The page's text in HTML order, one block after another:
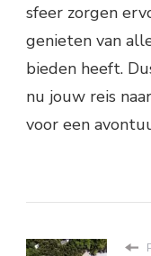
sfeer zorgen
genieten van
bieden heeft.
nu jouw reis
voor een